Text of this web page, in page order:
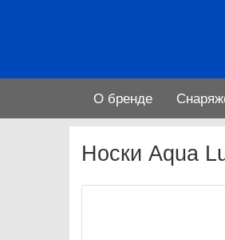
О бренде
Носки Aqua